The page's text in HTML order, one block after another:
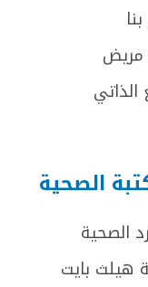
مريض
الذاتي
الصحية
الصحية
هيلث بايت